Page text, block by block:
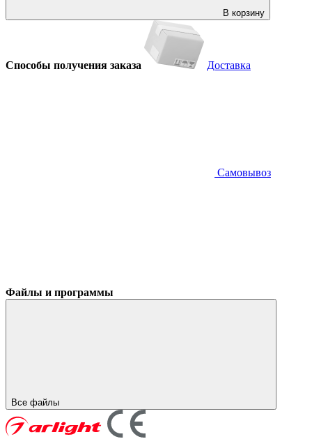
В корзину
Способы получения заказа Доставка
Самовывоз
Файлы и программы
Все файлы